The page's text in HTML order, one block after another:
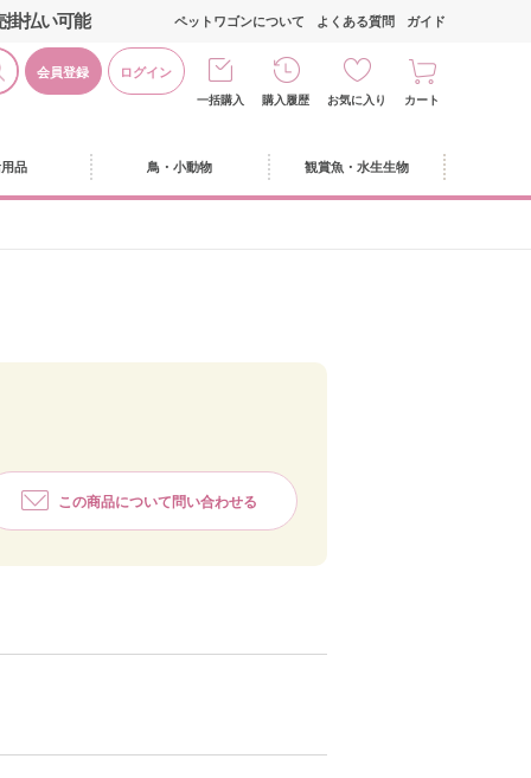
掛払い可能
会員登録 ログイン
ペットワゴンについて よくある質問 ガイド
一括購入 購入履歴 お気に入り カート
品 鳥・小動物 観賞魚・水生生物
この商品について問い合わせる